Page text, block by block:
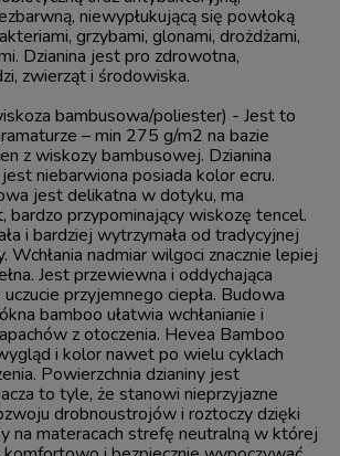
niewypłukującą się powłoką
grzybami, glonami, drożdżami,
Dzianina jest pro zdrowotna,
zwierząt i środowiska.
bambusowa/poliester) - Jest to
– min 275 g/m2 na bazie
z wiskozy bambusowej. Dzianina
niebarwiona posiada kolor ecru.
jest delikatna w dotyku, ma
bardzo przypominający wiskozę tencel.
i bardziej wytrzymała od tradycyjnej
Wchłania nadmiar wilgoci znacznie lepiej
Jest przewiewna i oddychająca
przyjemnego ciepła. Budowa
bamboo ułatwia wchłanianie i
z otoczenia. Hevea Bamboo
i kolor nawet po wielu cyklach
Powierzchnia dzianiny jest
to tyle, że stanowi nieprzyjazne
drobnoustrojów i roztoczy dzięki
na materacach strefę neutralną w której